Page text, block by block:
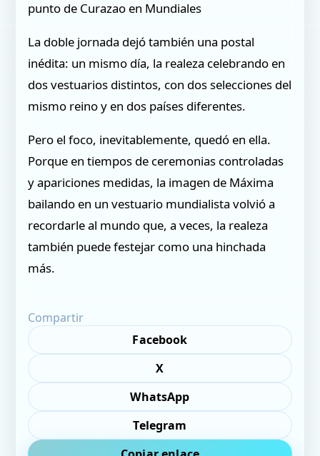
punto de Curazao en Mundiales
La doble jornada dejó también una postal
inédita: un mismo día, la realeza celebrando en
dos vestuarios distintos, con dos selecciones del
mismo reino y en dos países diferentes.
Pero el foco, inevitablemente, quedó en ella.
Porque en tiempos de ceremonias controladas
y apariciones medidas, la imagen de Máxima
bailando en un vestuario mundialista volvió a
recordarle al mundo que, a veces, la realeza
también puede festejar como una hinchada
más.
Compartir
Facebook
X
WhatsApp
Telegram